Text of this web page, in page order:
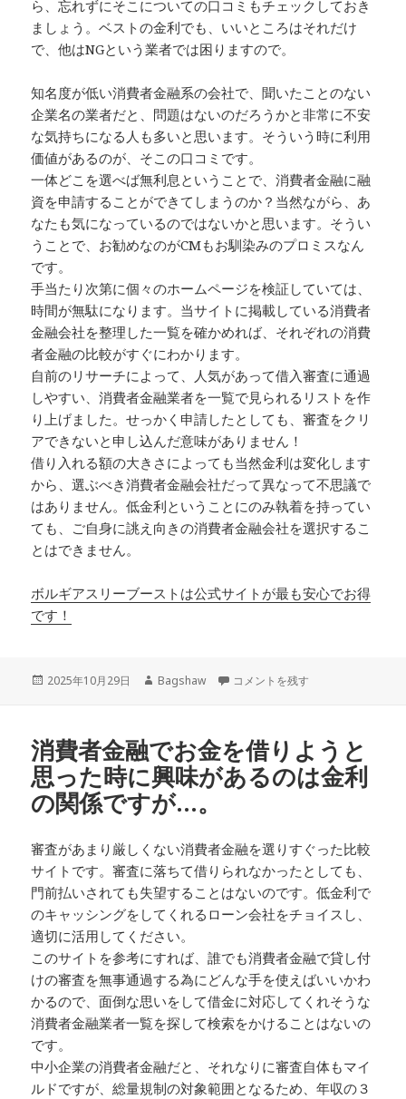
ら、忘れずにそこについての口コミもチェックしておき
ましょう。ベストの金利でも、いいところはそれだけ
で、他はNGという業者では困りますので。
知名度が低い消費者金融系の会社で、聞いたことのない
企業名の業者だと、問題はないのだろうかと非常に不安
な気持ちになる人も多いと思います。そういう時に利用
価値があるのが、そこの口コミです。
一体どこを選べば無利息ということで、消費者金融に融
資を申請することができてしまうのか？当然ながら、あ
なたも気になっているのではないかと思います。そうい
うことで、お勧めなのがCMもお馴染みのプロミスなん
です。
手当たり次第に個々のホームページを検証していては、
時間が無駄になります。当サイトに掲載している消費者
金融会社を整理した一覧を確かめれば、それぞれの消費
者金融の比較がすぐにわかります。
自前のリサーチによって、人気があって借入審査に通過
しやすい、消費者金融業者を一覧で見られるリストを作
り上げました。せっかく申請したとしても、審査をクリ
アできないと申し込んだ意味がありません！
借り入れる額の大きさによっても当然金利は変化します
から、選ぶべき消費者金融会社だって異なって不思議で
はありません。低金利ということにのみ執着を持ってい
ても、ご自身に誂え向きの消費者金融会社を選択するこ
とはできません。
ボルギアスリーブーストは公式サイトが最も安心でお得
です！
投
2025年10月29日
作
Bagshaw ほとんどの有名な消費者金融系の
コメントを残す
消費者金融でお金を借りようと
思った時に興味があるのは金利
の関係ですが…。
審査があまり厳しくない消費者金融を選りすぐった比較
サイトです。審査に落ちて借りられなかったとしても、
門前払いされても失望することはないのです。低金利で
のキャッシングをしてくれるローン会社をチョイスし、
適切に活用してください。
このサイトを参考にすれば、誰でも消費者金融で貸し付
けの審査を無事通過する為にどんな手を使えばいいかわ
かるので、面倒な思いをして借金に対応してくれそうな
消費者金融業者一覧を探して検索をかけることはないの
です。
中小企業の消費者金融だと、それなりに審査自体もマイ
ルドですが、総量規制の対象範囲となるため、年収の３